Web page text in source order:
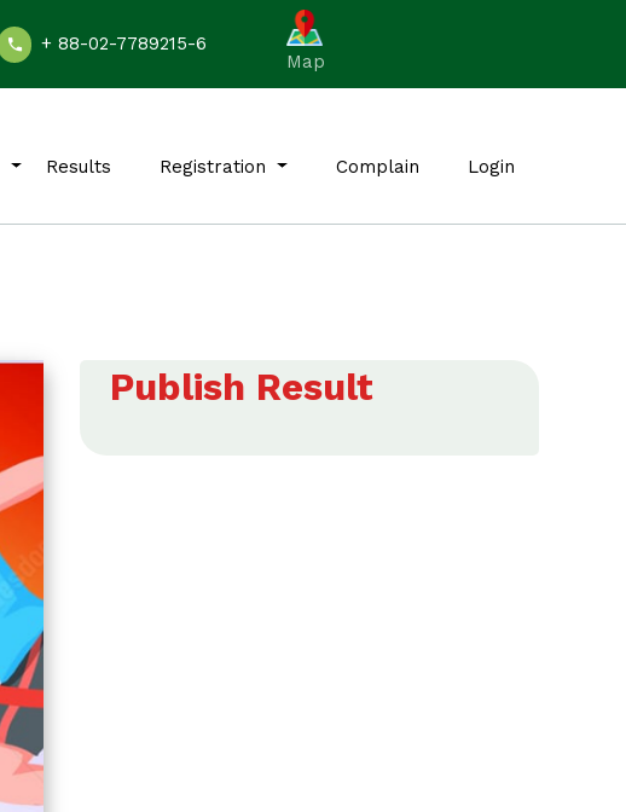
+ 88-02-7789215-6
Map
Results Registration Complain Login
Publish Result